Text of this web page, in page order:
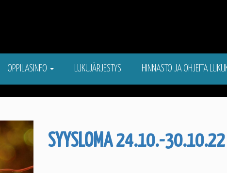
OPPILASINFO LUKUJÄRJESTYS HINNASTO JA OHJEITA
SYYSLOMA 24.10.-30.10.22